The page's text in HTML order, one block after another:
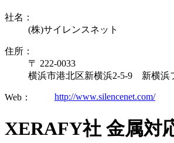
社名：
(株)サイレンスネット
住所：
〒 222-0033
横浜市港北区新横浜2-5-9 新横浜
Web： http://www.silencenet.com/
XERAFY社 金属対